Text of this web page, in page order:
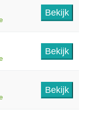
Bekijk
Bekijk
Bekijk